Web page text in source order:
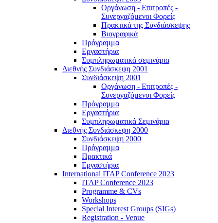
Οργάνωση - Επιτροπές -
Συνεργαζόμενοι Φορείς
Πρακτικά της Συνδιάσκεψης
Βιογραφικά
Πρόγραμμα
Εργαστήρια
Συμπληρωματικά σεμινάρια
Διεθνής Συνδιάσκεψη 2001
Συνδιάσκεψη 2001
Οργάνωση - Επιτροπές -
Συνεργαζόμενοι Φορείς
Πρόγραμμα
Εργαστήρια
Συμπληρωματικά Σεμινάρια
Διεθνής Συνδιάσκεψη 2000
Συνδιάσκεψη 2000
Πρόγραμμα
Πρακτικά
Εργαστήρια
International ITAP Conference 2023
ITAP Conference 2023
Programme & CVs
Workshops
Special Interest Groups (SIGs)
Registration - Venue